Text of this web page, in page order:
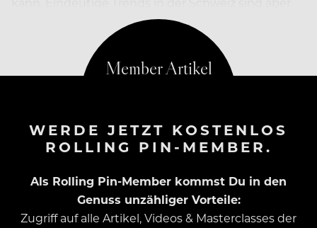
auch weiterhin sicherlich alle Low-ABW-Cocktails.
WERDE JETZT KOSTENLOS
ROLLING PIN-MEMBER.
Als Rolling Pin-Member kommst Du in den
Genuss unzähliger Vorteile:
Zugriff auf alle Artikel, Videos & Masterclasses der